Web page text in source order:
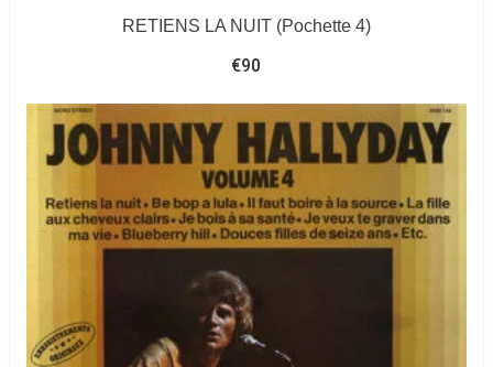
RETIENS LA NUIT (Pochette 4)
€90